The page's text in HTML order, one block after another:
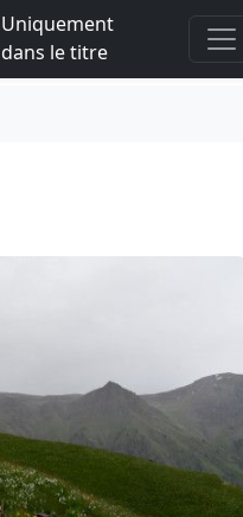
Uniquement
dans le titre